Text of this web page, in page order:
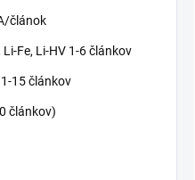
článok
Fe, Li-HV 1-6 článkov
15 článkov
článkov)